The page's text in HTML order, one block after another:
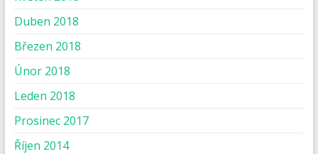
Duben 2018
Březen 2018
Únor 2018
Leden 2018
Prosinec 2017
Říjen 2014